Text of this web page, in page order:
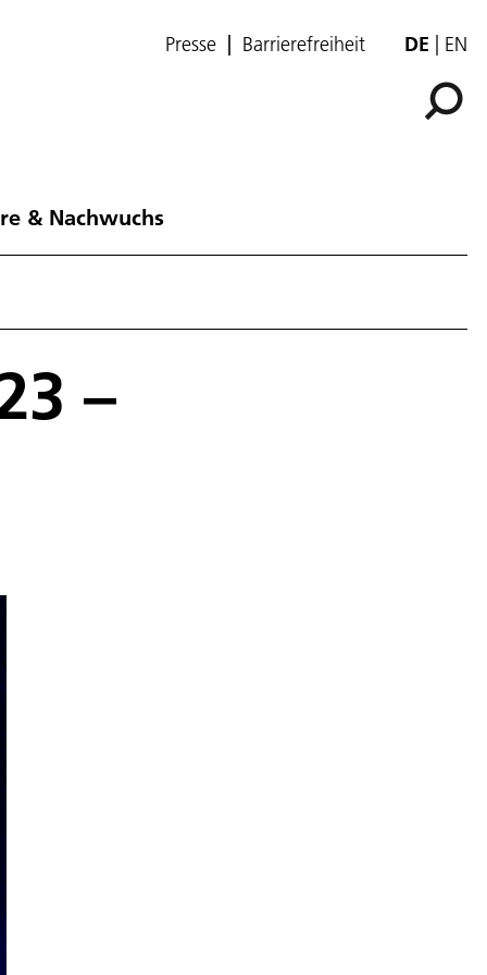
Presse Barrierefreiheit DE EN
& Nachwuchs
–